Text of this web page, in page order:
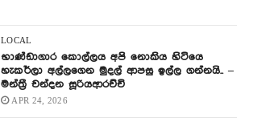
LOCAL
භාණ්ඩාගාර කොල්ලය අපි නොකිය හිටියෙ
හැකර්ලා අල්ලගෙන මුදල් ආපසු ඉල්ල ගන්නයි.. –
මන්ත්‍රී චන්දන සූරියආරච්චි
APR 24, 2026